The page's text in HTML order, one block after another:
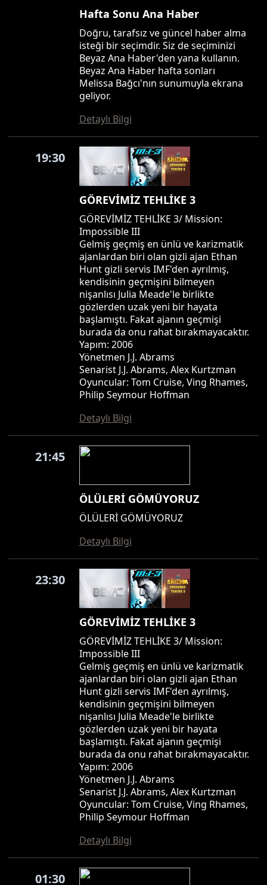
Hafta Sonu Ana Haber
Doğru, tarafsız ve güncel haber alma
isteği bir seçimdir. Siz de seçiminizi
Beyaz Ana Haber'den yana kullanın.
Beyaz Ana Haber hafta sonları
Melissa Bağcı'nın sunumuyla ekrana
geliyor.
Detaylı Bilgi
19:30
GÖREVİMİZ TEHLİKE 3
GÖREVİMİZ TEHLİKE 3/ Mission:
Impossible III
Gelmiş geçmiş en ünlü ve karizmatik
ajanlardan biri olan gizli ajan Ethan
Hunt gizli servis IMF'den ayrılmış,
kendisinin geçmişini bilmeyen
nişanlısı Julia Meade'le birlikte
gözlerden uzak yeni bir hayata
başlamıştı. Fakat ajanın geçmişi
burada da onu rahat bırakmayacaktır.
Yapım: 2006
Yönetmen J.J. Abrams
Senarist J.J. Abrams, Alex Kurtzman
Oyuncular: Tom Cruise, Ving Rhames,
Philip Seymour Hoffman
Detaylı Bilgi
21:45
ÖLÜLERİ GÖMÜYORUZ
ÖLÜLERİ GÖMÜYORUZ
Detaylı Bilgi
23:30
GÖREVİMİZ TEHLİKE 3
GÖREVİMİZ TEHLİKE 3/ Mission:
Impossible III
Gelmiş geçmiş en ünlü ve karizmatik
ajanlardan biri olan gizli ajan Ethan
Hunt gizli servis IMF'den ayrılmış,
kendisinin geçmişini bilmeyen
nişanlısı Julia Meade'le birlikte
gözlerden uzak yeni bir hayata
başlamıştı. Fakat ajanın geçmişi
burada da onu rahat bırakmayacaktır.
Yapım: 2006
Yönetmen J.J. Abrams
Senarist J.J. Abrams, Alex Kurtzman
Oyuncular: Tom Cruise, Ving Rhames,
Philip Seymour Hoffman
Detaylı Bilgi
01:30